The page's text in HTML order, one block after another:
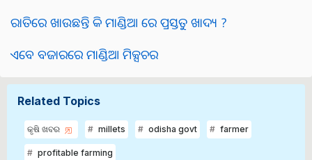
ରାତିରେ ଖାଉଛନ୍ତି କି ମାଣ୍ଡିଆ ରେ ପ୍ରସ୍ତୁତ ଖାଦ୍ୟ ?
ଏବେ ବଜାରରେ ମାଣ୍ଡିଆ ମିକ୍ସଚର
Related Topics
କୃଷି ଖବର millets odisha govt farmer
profitable farming